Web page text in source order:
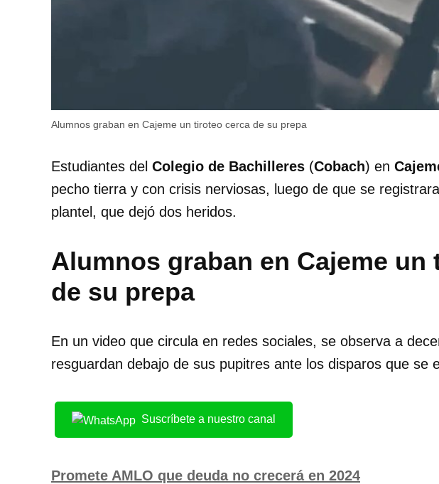
Alumnos graban en Cajeme un tiroteo cerca de su prepa
Estudiantes del Colegio de Bachilleres (Cobach) en
pecho tierra y con crisis nerviosas, luego de que se
plantel, que dejó dos heridos.
Alumnos graban en Cajeme un
de su prepa
En un video que circula en redes sociales, se observa a
resguardan debajo de sus pupitres ante los disparos que se
Suscríbete a nuestro canal
Promete AMLO que deuda no crecerá en 2024